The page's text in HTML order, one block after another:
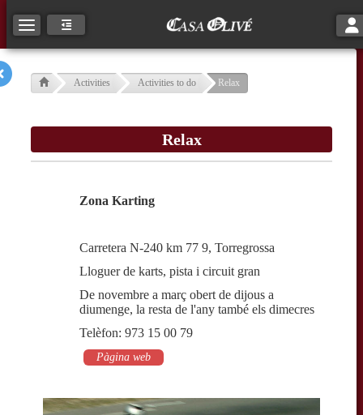
Toggle navigation
Activities Activities to do Relax
Relax
Zona Karting
Carretera N-240 km 77 9, Torregrossa
Lloguer de karts, pista i circuit gran
De novembre a març obert de dijous a
diumenge, la resta de l'any també els dimecres
Telèfon: 973 15 00 79
Pàgina web